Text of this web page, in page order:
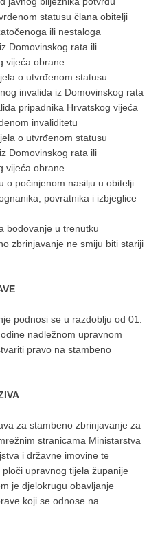
statusu člana obitelji
ili nestaloga
Domovinskog rata ili
vijeća obrane
o utvrđenom statusu
invalida iz Domovinskog rata
pripadnika Hrvatskog vijeća
invaliditetu
o utvrđenom statusu
Domovinskog rata ili
vijeća obrane
o počinjenom nasilju u obitelji
povratnika i izbjeglice
bodovanje u trenutku
zbrinjavanje ne smiju biti stariji
podnosi se u razdoblju od 01.
nadležnom upravnom
pravo na stambeno
za stambeno zbrinjavanje za
stranicama Ministarstva
i državne imovine te
upravnog tijela županije
je djelokrugu obavljanje
koji se odnose na